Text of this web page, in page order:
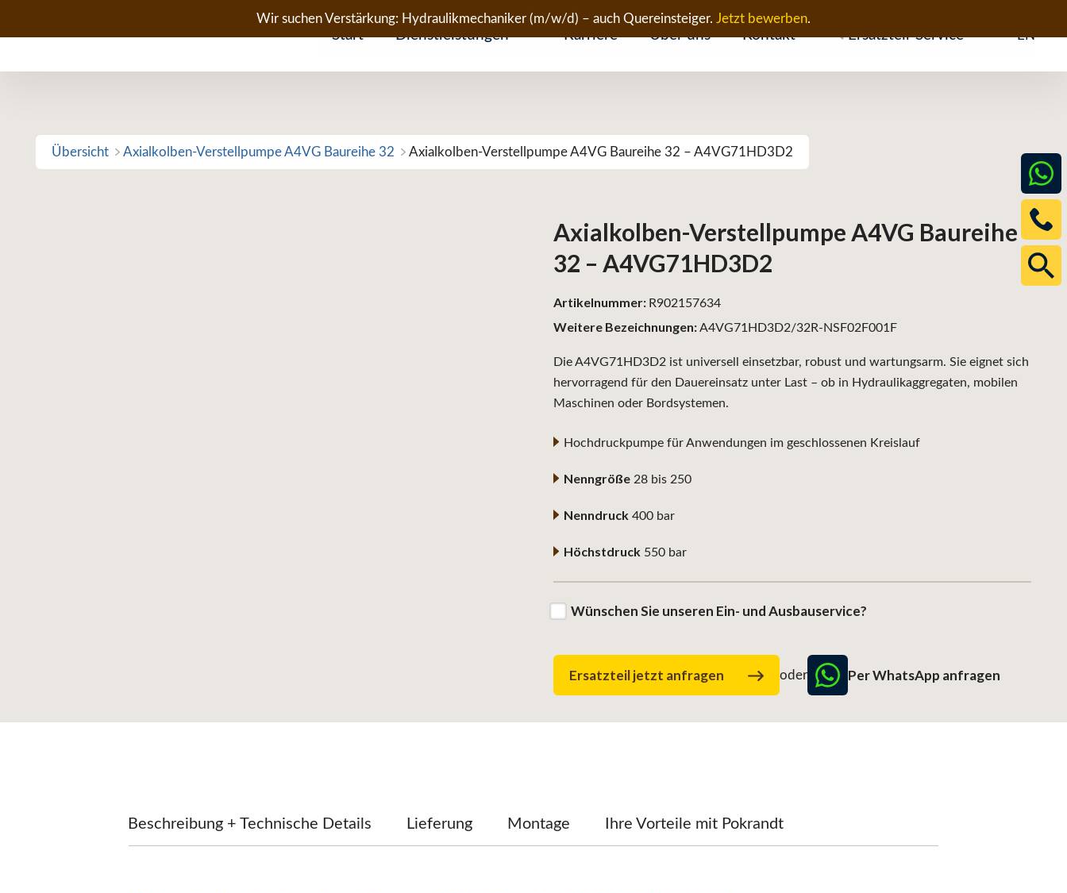
Inhalt
Wir suchen Verstärkung: Hydraulikmechaniker (m/w/d) – auch Quereinsteiger. Jetzt bewerben.
Start Dienstleistungen Karriere Über uns Kontakt Ersatzteil-Service EN
Übersicht Axialkolben-Verstellpumpe A4VG Baureihe 32 Axialkolben-Verstellpumpe A4VG Baureihe 32 – A4VG71HD3D2
Axialkolben-Verstellpumpe A4VG Baureihe
32 – A4VG71HD3D2
Die A4VG71HD3D2 ist universell einsetzbar, robust und wartungsarm. Sie eignet sich
hervorragend für den Dauereinsatz unter Last – ob in Hydraulikaggregaten, mobilen
Maschinen oder Bordsystemen.
Hochdruckpumpe für Anwendungen im geschlossenen Kreislauf
Nenngröße 28 bis 250
Nenndruck 400 bar
Höchstdruck 550 bar
Wünschen Sie unseren Ein- und Ausbauservice?
Ersatzteil jetzt anfragen oder Per WhatsApp anfragen
Weitere Bezeichnungen:A4VG71HD3D2/32R-NSF02F001F
Artikelnummer: R902157634
Beschreibung + Technische Details Lieferung Montage Ihre Vorteile mit Pokrandt